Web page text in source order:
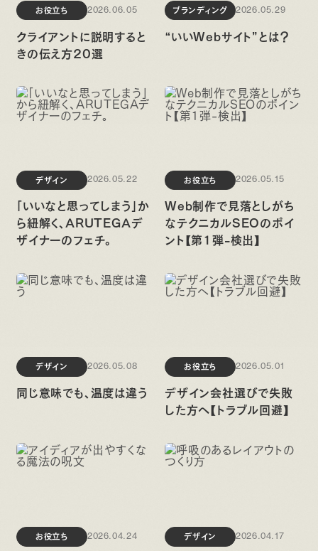
クライアントに説明すると
きの伝え方20選
お役立ち 2026.06.05
“いいWebサイト”とは？
ブランディング 2026.05.29
「いいなと思ってしまう」か
ら紐解く、ARUTEGAデ
ザイナーのフェチ。
デザイン 2026.05.22
Web制作で見落としがち
なテクニカルSEOのポイ
ント【第1弾-検出】
お役立ち 2026.05.15
同じ意味でも、温度は違う
デザイン 2026.05.08
デザイン会社選びで失敗
した方へ【トラブル回避】
お役立ち 2026.05.01
お役立ち 2026.04.24 デザイン 2026.04.17